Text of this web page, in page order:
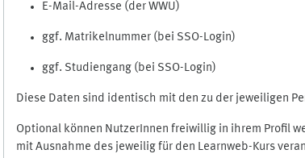
E-Mail-Adresse (der WWU)
ggf. Matrikelnummer (bei SSO-Login)
ggf. Studiengang (bei SSO-Login)
Diese Daten sind identisch mit den zu der jeweiligen
Optional können NutzerInnen freiwillig in ihrem Profil
mit Ausnahme des jeweilig für den Learnweb-Kurs